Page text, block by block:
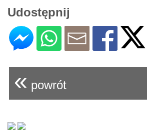
Udostępnij
« powrót